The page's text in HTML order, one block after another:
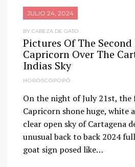
JULIO 24, 2024
BY CABEZA DE GATO
Pictures Of The
Capricorn Over The
Indias Sky
HOROSCOPOPÓ
On the night of July 21st,
Capricorn shone huge, white
clear open sky of Cartagena
unusual back to back 2024
goat sign posed like…